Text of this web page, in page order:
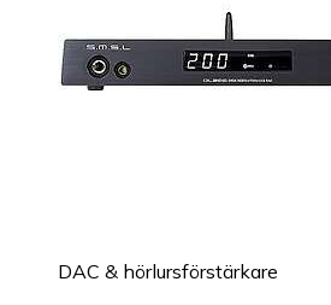
DAC & hörlursförstärkare